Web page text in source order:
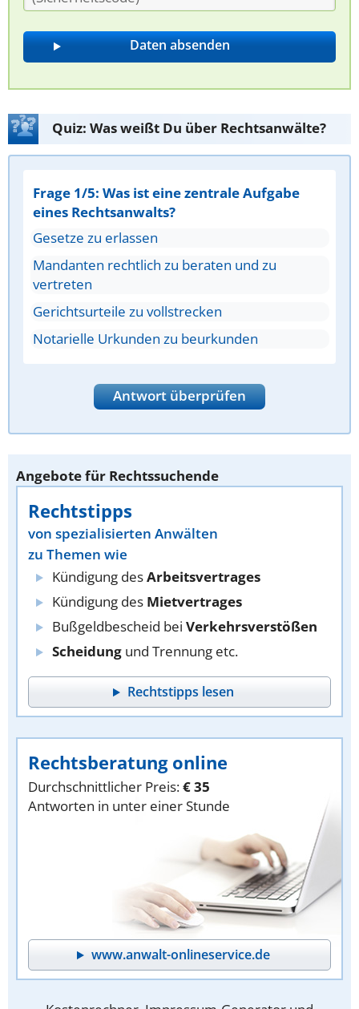
Quiz: Was weißt Du über Rechtsanwälte?
Frage 1/5: Was ist eine zentrale Aufgabe
eines Rechtsanwalts?
Gesetze zu erlassen
Mandanten rechtlich zu beraten und zu
vertreten
Gerichtsurteile zu vollstrecken
Notarielle Urkunden zu beurkunden
Antwort überprüfen
Angebote für Rechtssuchende
Rechtstipps
von spezialisierten Anwälten
zu Themen wie
Kündigung desArbeitsvertrages
Kündigung des Mietvertrages
Bußgeldbescheid bei Verkehrsverstößen
Scheidung und Trennung etc.
Rechtstipps lesen
Rechtsberatung online
Durchschnittlicher Preis:€ 35
Antworten in unter einer Stunde
www.anwalt-onlineservice.de